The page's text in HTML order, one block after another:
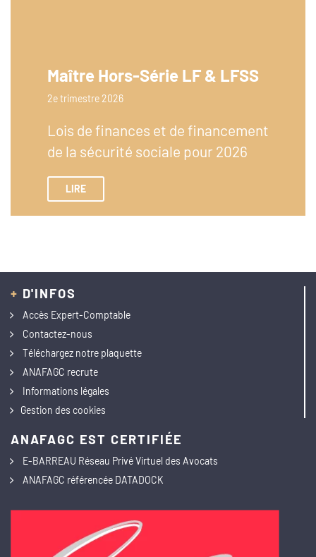
Maître Hors-Série LF & LFSS
2e trimestre 2026
Lois de finances et de financement
de la sécurité sociale pour 2026
LIRE
+ D'INFOS
Accès Expert-Comptable
Contactez-nous
Téléchargez notre plaquette
ANAFAGC recrute
Informations légales
Gestion des cookies
ANAFAGC EST CERTIFIÉE
E-BARREAU Réseau Privé Virtuel des Avocats
ANAFAGC référencée DATADOCK